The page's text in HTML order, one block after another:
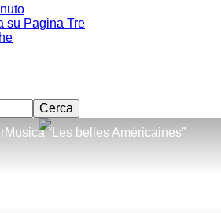
su Pagina Tre
“Les belles Américaines”